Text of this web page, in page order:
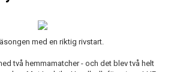
med en riktig rivstart.
två hemmamatcher - och det blev två helt